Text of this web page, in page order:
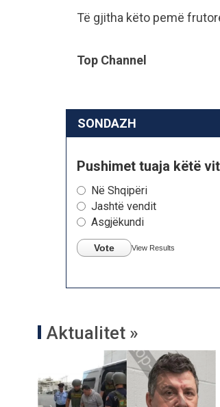
Të gjitha këto pemë
Top Channel
SONDAZH
Pushimet tuaja këtë
Në Shqipëri
Jashtë vendit
Asgjëkundi
Vote View Results
Aktualitet »